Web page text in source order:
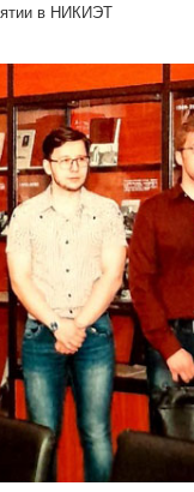
в НИКИЭТ